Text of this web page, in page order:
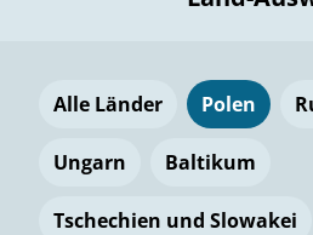
Alle Länder Polen
Ungarn Baltikum
Tschechien und Slowakei